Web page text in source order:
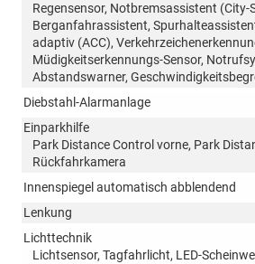
Regensensor, Notbremsassistent (City-
Berganfahrassistent,
adaptiv (ACC),
Müdigkeitserkennungs-Sensor,
Abstandswarner,
Diebstahl-Alarmanlage
Einparkhilfe
Park Distance Control vorne, Park
Rückfahrkamera
Innenspiegel automatisch abblendend
Lenkung
Lichttechnik
Lichtsensor, Tagfahrlicht, LED-